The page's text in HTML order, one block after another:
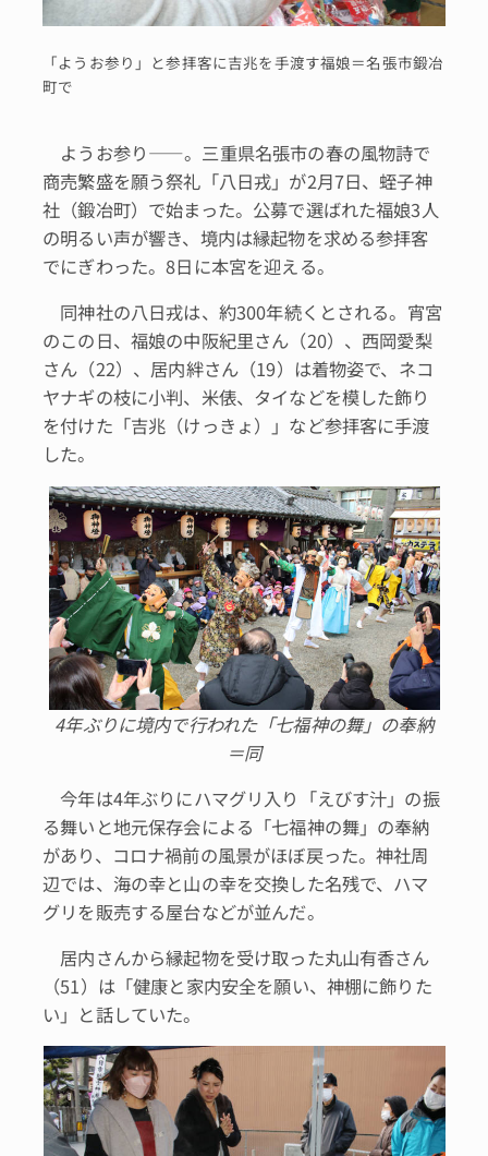
「ようお参り」と参拝客に吉兆を手渡す福娘＝名張市鍛冶
町で
ようお参り――。三重県名張市の春の風物詩で
商売繁盛を願う祭礼「八日戎」が2月7日、蛭子神
社（鍛冶町）で始まった。公募で選ばれた福娘3人
の明るい声が響き、境内は縁起物を求める参拝客
でにぎわった。8日に本宮を迎える。
同神社の八日戎は、約300年続くとされる。宵宮
のこの日、福娘の中阪紀里さん（20）、西岡愛梨
さん（22）、居内絆さん（19）は着物姿で、ネコ
ヤナギの枝に小判、米俵、タイなどを模した飾り
を付けた「吉兆（けっきょ）」など参拝客に手渡
した。
4年ぶりに境内で行われた「七福神の舞」の奉納
＝同
今年は4年ぶりにハマグリ入り「えびす汁」の振
る舞いと地元保存会による「七福神の舞」の奉納
があり、コロナ禍前の風景がほぼ戻った。神社周
辺では、海の幸と山の幸を交換した名残で、ハマ
グリを販売する屋台などが並んだ。
居内さんから縁起物を受け取った丸山有香さん
（51）は「健康と家内安全を願い、神棚に飾りた
い」と話していた。